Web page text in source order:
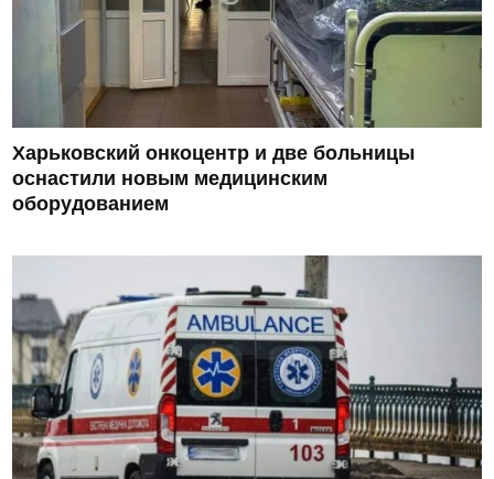
Харьковский онкоцентр и две больницы
оснастили новым медицинским
оборудованием